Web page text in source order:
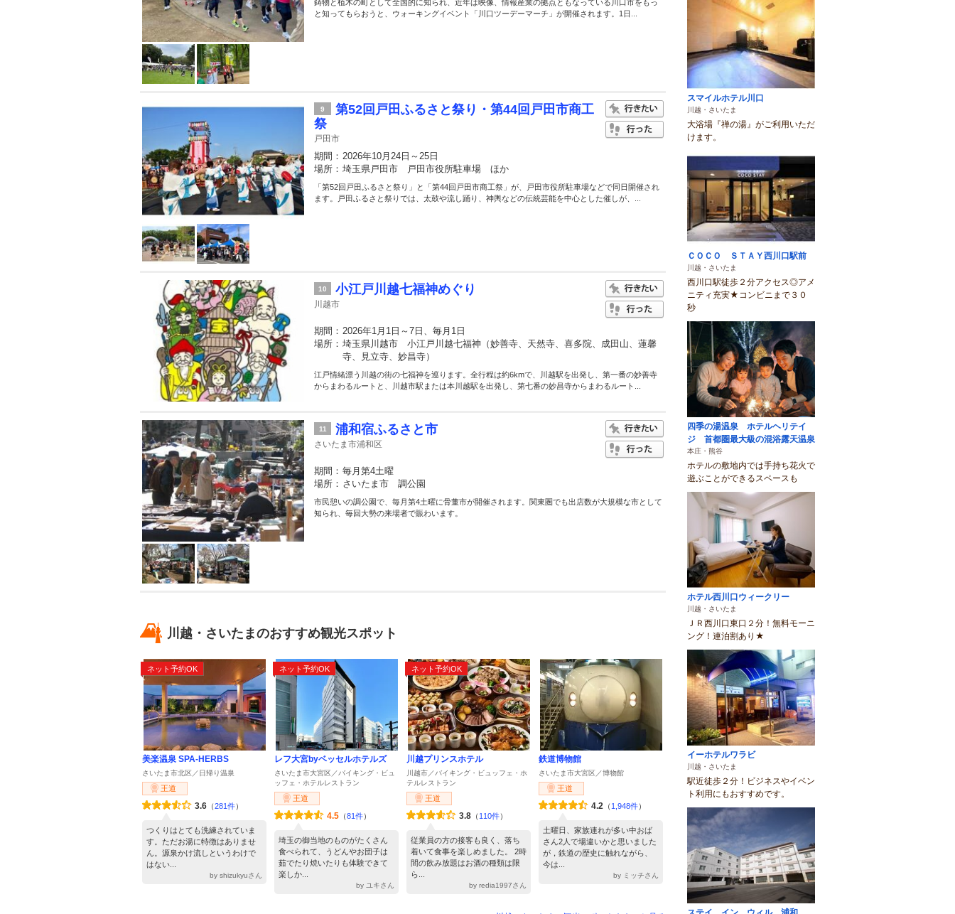
鋳物と植木の町として全国的に知られ、近年は映像、情報産業の拠点ともなっている川口市をもっ
と知ってもらおうと、ウォーキングイベント「川口ツーデーマーチ」が開催されます。1日...
9
第52回戸田ふるさと祭り・第44回戸田市商工
祭
戸田市
期間： 2026年10月24日～25日
場所： 埼玉県戸田市 戸田市役所駐車場 ほか
「第52回戸田ふるさと祭り」と「第44回戸田市商工祭」が、戸田市役所駐車場などで同日開催され
ます。戸田ふるさと祭りでは、太鼓や流し踊り、神輿などの伝統芸能を中心とした催しが、...
10 小江戸川越七福神めぐり
川越市
期間： 2026年1月1日～7日、毎月1日
場所： 埼玉県川越市 小江戸川越七福神（妙善寺、天然寺、喜多院、成田山、蓮馨
寺、見立寺、妙昌寺）
江戸情緒漂う川越の街の七福神を巡ります。全行程は約6kmで、川越駅を出発し、第一番の妙善寺
からまわるルートと、川越市駅または本川越駅を出発し、第七番の妙昌寺からまわるルート...
11 浦和宿ふるさと市
さいたま市浦和区
期間： 毎月第4土曜
場所： さいたま市 調公園
市民憩いの調公園で、毎月第4土曜に骨董市が開催されます。関東圏でも出店数が大規模な市として
知られ、毎回大勢の来場者で賑わいます。
川越・さいたまのおすすめ観光スポット
ネット予約OK
美楽温泉 SPA-HERBS
さいたま市北区／日帰り温泉
王道
3.6 （281件）
つくりはとても洗練されていま
す。ただお湯に特徴はありませ
ん。源泉かけ流しというわけで
はない...
by shizukyuさん
ネット予約OK
レフ大宮byベッセルホテルズ
さいたま市大宮区／バイキング・ビュ
ッフェ・ホテルレストラン
王道
4.5 （81件）
埼玉の御当地のものがたくさん
食べられて、うどんやお団子は
茹でたり焼いたりも体験できて
楽しか...
by ユキさん
ネット予約OK
川越プリンスホテル
川越市／バイキング・ビュッフェ・ホ
テルレストラン
王道
3.8 （ 110件）
従業員の方の接客も良く、落ち
着いて食事を楽しめました。 2時
間の飲み放題はお酒の種類は限
ら...
by redia1997さん
鉄道博物館
さいたま市大宮区／博物館
王道
4.2 （ 1,948件）
土曜日、家族連れが多い中おば
さん2人で場違いかと思いました
が，鉄道の歴史に触れながら、
今は...
by ミッチさん
スマイルホテル川口
川越・さいたま
大浴場『禅の湯』がご利用いただ
けます。
ＣＯＣＯ ＳＴＡＹ西川口駅前
川越・さいたま
西川口駅徒歩２分アクセス◎アメ
ニティ充実★コンビニまで３０
秒
四季の湯温泉 ホテルヘリテイ
ジ 首都圏最大級の混浴露天温泉
本庄・熊谷
ホテルの敷地内では手持ち花火で
遊ぶことができるスペースも
ホテル西川口ウィークリー
川越・さいたま
ＪＲ西川口東口２分！無料モーニ
ング！連泊割あり★
イーホテルワラビ
川越・さいたま
駅近徒歩２分！ビジネスやイベン
ト利用にもおすすめです。